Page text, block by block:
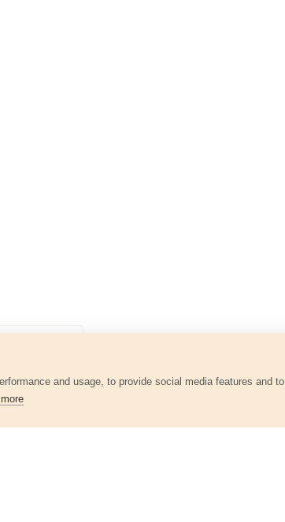
and usage, to provide social media features and to